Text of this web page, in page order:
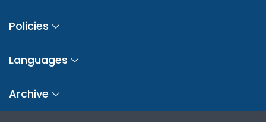
Policies
Languages
Archive